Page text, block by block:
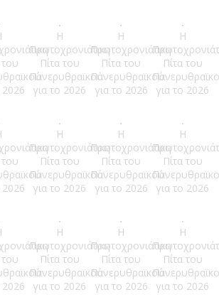
του
2026
Η
Πρωτοχρονιάτικη
Πίτα του
Πανερυθραϊκού
για το 2026
Η
Πρωτοχρονιάτικη
Πίτα του
Πανερυθραϊκού
για το 2026
Η
Πίτα του
για το 2026
του
2026
Η
Πρωτοχρονιάτικη
Πίτα του
Πανερυθραϊκού
για το 2026
Η
Πρωτοχρονιάτικη
Πίτα του
Πανερυθραϊκού
για το 2026
Η
Πίτα του
για το 2026
του
2026
Η
Πρωτοχρονιάτικη
Πίτα του
Πανερυθραϊκού
για το 2026
Η
Πρωτοχρονιάτικη
Πίτα του
Πανερυθραϊκού
για το 2026
Η
Πίτα του
για το 2026